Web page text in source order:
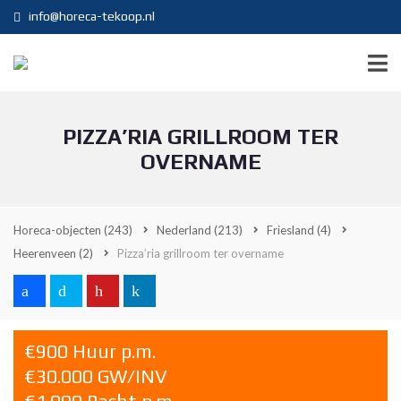
info@horeca-tekoop.nl
PIZZA’RIA GRILLROOM TER
OVERNAME
Horeca-objecten (243) Nederland (213) Friesland (4)
Heerenveen (2) Pizza’ria grillroom ter overname
€900 Huur p.m.
€30.000 GW/INV